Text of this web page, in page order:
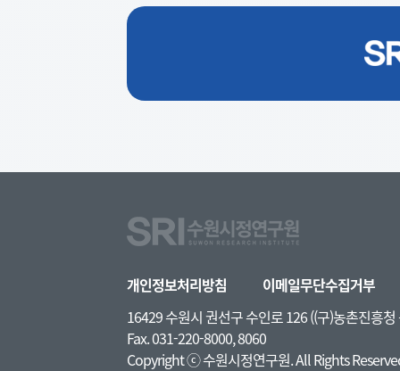
개인정보처리방침
이메일무단수집거부
16429 수원시 권선구 수인로 126 ((구)농촌진흥
Fax. 031-220-8000, 8060
Copyright ⓒ 수원시정연구원. All Rights